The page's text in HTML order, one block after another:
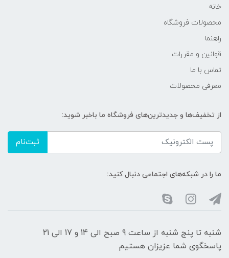
خانه
محصولات فروشگاه
راهنما
قوانین و مقررات
تماس با ما
معرفی محصولات
از تخفیف‌ها و جدیدترین‌های فروشگاه ما باخبر شوید:
ثبت‌نام
ما را در شبکه‌های اجتماعی دنبال کنید:
شنبه تا پنج شنبه از ساعت 9 صبح الی 14 و 17 الی 21
پاسخگوی شما عزیزان هستیم